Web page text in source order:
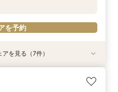
を予約
を予約
を予約
を予約
を予約
を予約
を予約
の方におすすめ】マイナビ限定特
＼先輩カップルが納得した／フォ
額プレゼント／【6名～でも憧れ
ック相談】初めての見学、効率
スイーツプレゼント付き】フォト
フォト+会食をご検討の方必見！
加！【2件目以降に◎】会場徹底
を見る（7件）